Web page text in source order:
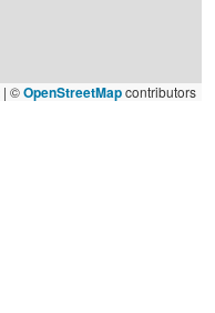
| ©OpenStreetMapcontributors